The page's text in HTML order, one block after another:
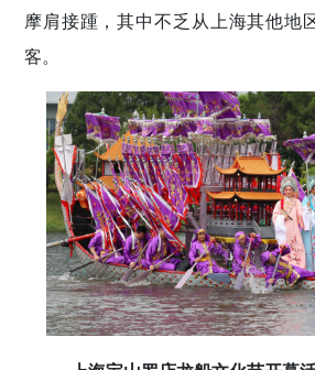
摩肩接踵，其中不乏从上海其他地
客。